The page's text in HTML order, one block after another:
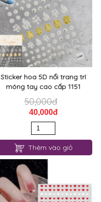
Sticker hoa 5D nổi trang trí
móng tay cao cấp 1151
50,000đ
40,000đ
Thêm vào giỏ